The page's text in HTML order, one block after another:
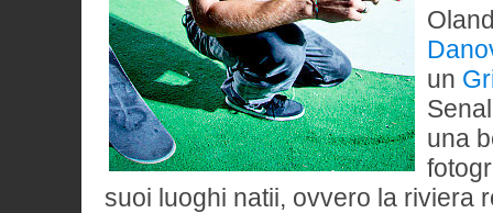
un
una
suoi luoghi natii, ovvero la riviera